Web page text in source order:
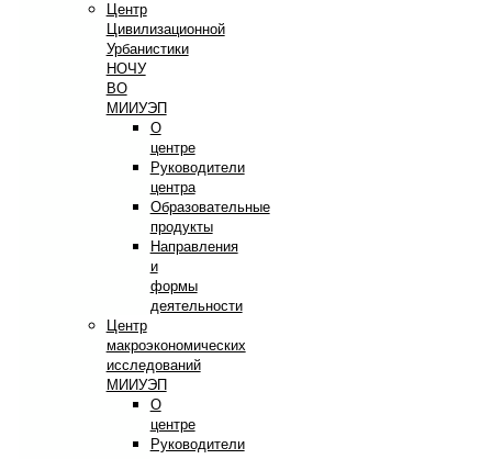
Центр
Цивилизационной
Урбанистики
НОЧУ
ВО
МИИУЭП
О
центре
Руководители
центра
Образовательные
продукты
Направления
и
формы
деятельности
Центр
макроэкономических
исследований
МИИУЭП
О
центре
Руководители